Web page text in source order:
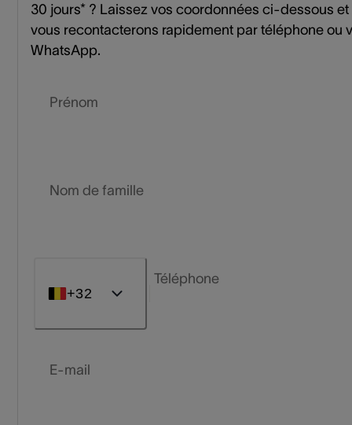
30 jours* ? Laissez vos coordonnées ci-dessous et
vous recontacterons rapidement par téléphone ou
WhatsApp.
Prénom
Nom de famille
+32
Téléphone
E-mail